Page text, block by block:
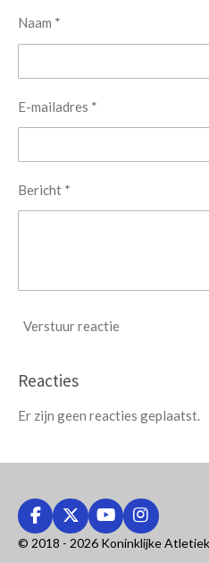
Naam *
E-mailadres *
Bericht *
Verstuur reactie
Reacties
Er zijn geen reacties geplaatst.
F
a
X
Y
o
I
n
s
© 2018 - 2026 Koninklijke